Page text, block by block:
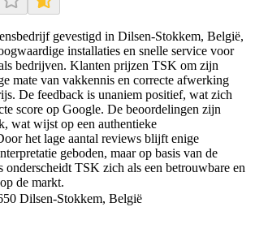
gevestigd in Dilsen-Stokkem, België,
installaties en snelle service voor
bedrijven. Klanten prijzen TSK om zijn
mate van vakkennis en correcte afwerking
De feedback is unaniem positief, wat zich
score op Google. De beoordelingen zijn
wat wijst op een authentieke
het lage aantal reviews blijft enige
geboden, maar op basis van de
onderscheidt TSK zich als een betrouwbare en
de markt.
Dilsen-Stokkem, België